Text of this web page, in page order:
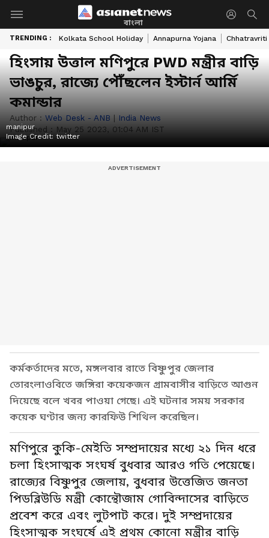
বাংলা
TRENDING : Kolkata School Holiday Annapurna Yojana Chhatravriti
হিংসায় উত্তাল মণিপুরে PWD মন্ত্রীর বাড়ি
ভাঙচুর, রাজ্যে পৌঁছলেন ইস্টার্ন আর্মি
কমান্ডার
Author : Web Desk - ANB | India News
Published : May 25 2023, 01:04 AM IST
manipur
Image Credit: twitter
কর্মকর্তাদের মতে, মঙ্গলবার রাতে বিষ্ণুপুর জেলার
তোরংলাওবিতে জঙ্গিরা কয়েকজন গ্রামবাসীর বাড়িতে আগুন
দিয়েছে বলে খবর পাওয়া গেছে। এই ঘটনার সময় সরকার
কয়েক ঘণ্টার জন্য কারফিউ শিথিল করেছিল।
মণিপুরে কুকি-মেইতি সম্প্রদায়ের মধ্যে ২১ দিন ধরে
চলা হিংসাত্মক সংঘর্ষ বুধবার আরও গতি পেয়েছে।
রাজ্যের বিষ্ণুপুর জেলায়, বুধবার উত্তেজিত জনতা
পিডব্লিউডি মন্ত্রী কোন্থৌজাম গোবিন্দাসের বাড়িতে
প্রবেশ করে এবং লুটপাট করে। দুই সম্প্রদায়ের
হিংসাত্মক সংঘর্ষে এই প্রথম কোনো মন্ত্রীর বাড়ি